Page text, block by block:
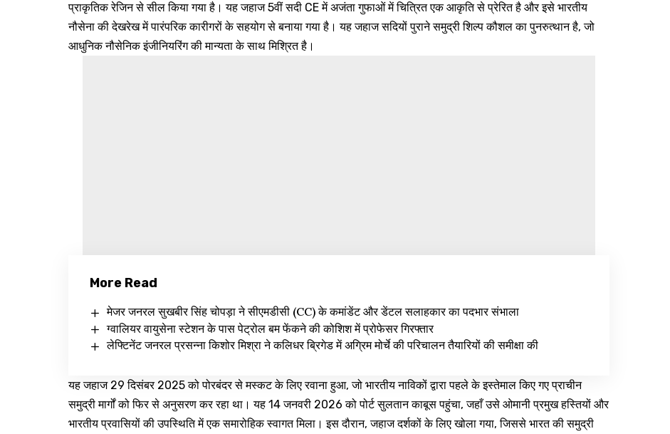
प्राकृतिक रेजिन से सील किया गया है। यह जहाज 5वीं सदी CE में अजंता गुफाओं में चित्रित एक आकृति से प्रेरित है और इसे भारतीय
नौसेना की देखरेख में पारंपरिक कारीगरों के सहयोग से बनाया गया है। यह जहाज सदियों पुराने समुद्री शिल्प कौशल का पुनरुत्थान है, जो
आधुनिक नौसेनिक इंजीनियरिंग की मान्यता के साथ मिश्रित है।
More Read
मेजर जनरल सुखबीर सिंह चोपड़ा ने सीएमडीसी (CC) के कमांडेंट और डेंटल सलाहकार का पदभार संभाला
ग्वालियर वायुसेना स्टेशन के पास पेट्रोल बम फेंकने की कोशिश में प्रोफेसर गिरफ्तार
लेफ्टिनेंट जनरल प्रसन्ना किशोर मिश्रा ने कलिधर ब्रिगेड में अग्रिम मोर्चे की परिचालन तैयारियों की समीक्षा की
यह जहाज 29 दिसंबर 2025 को पोरबंदर से मस्कट के लिए रवाना हुआ, जो भारतीय नाविकों द्वारा पहले के इस्तेमाल किए गए प्राचीन
समुद्री मार्गों को फिर से अनुसरण कर रहा था। यह 14 जनवरी 2026 को पोर्ट सुलतान काबूस पहुंचा, जहाँ उसे ओमानी प्रमुख हस्तियों और
भारतीय प्रवासियों की उपस्थिति में एक समारोहिक स्वागत मिला। इस दौरान, जहाज दर्शकों के लिए खोला गया, जिससे भारत की समुद्री